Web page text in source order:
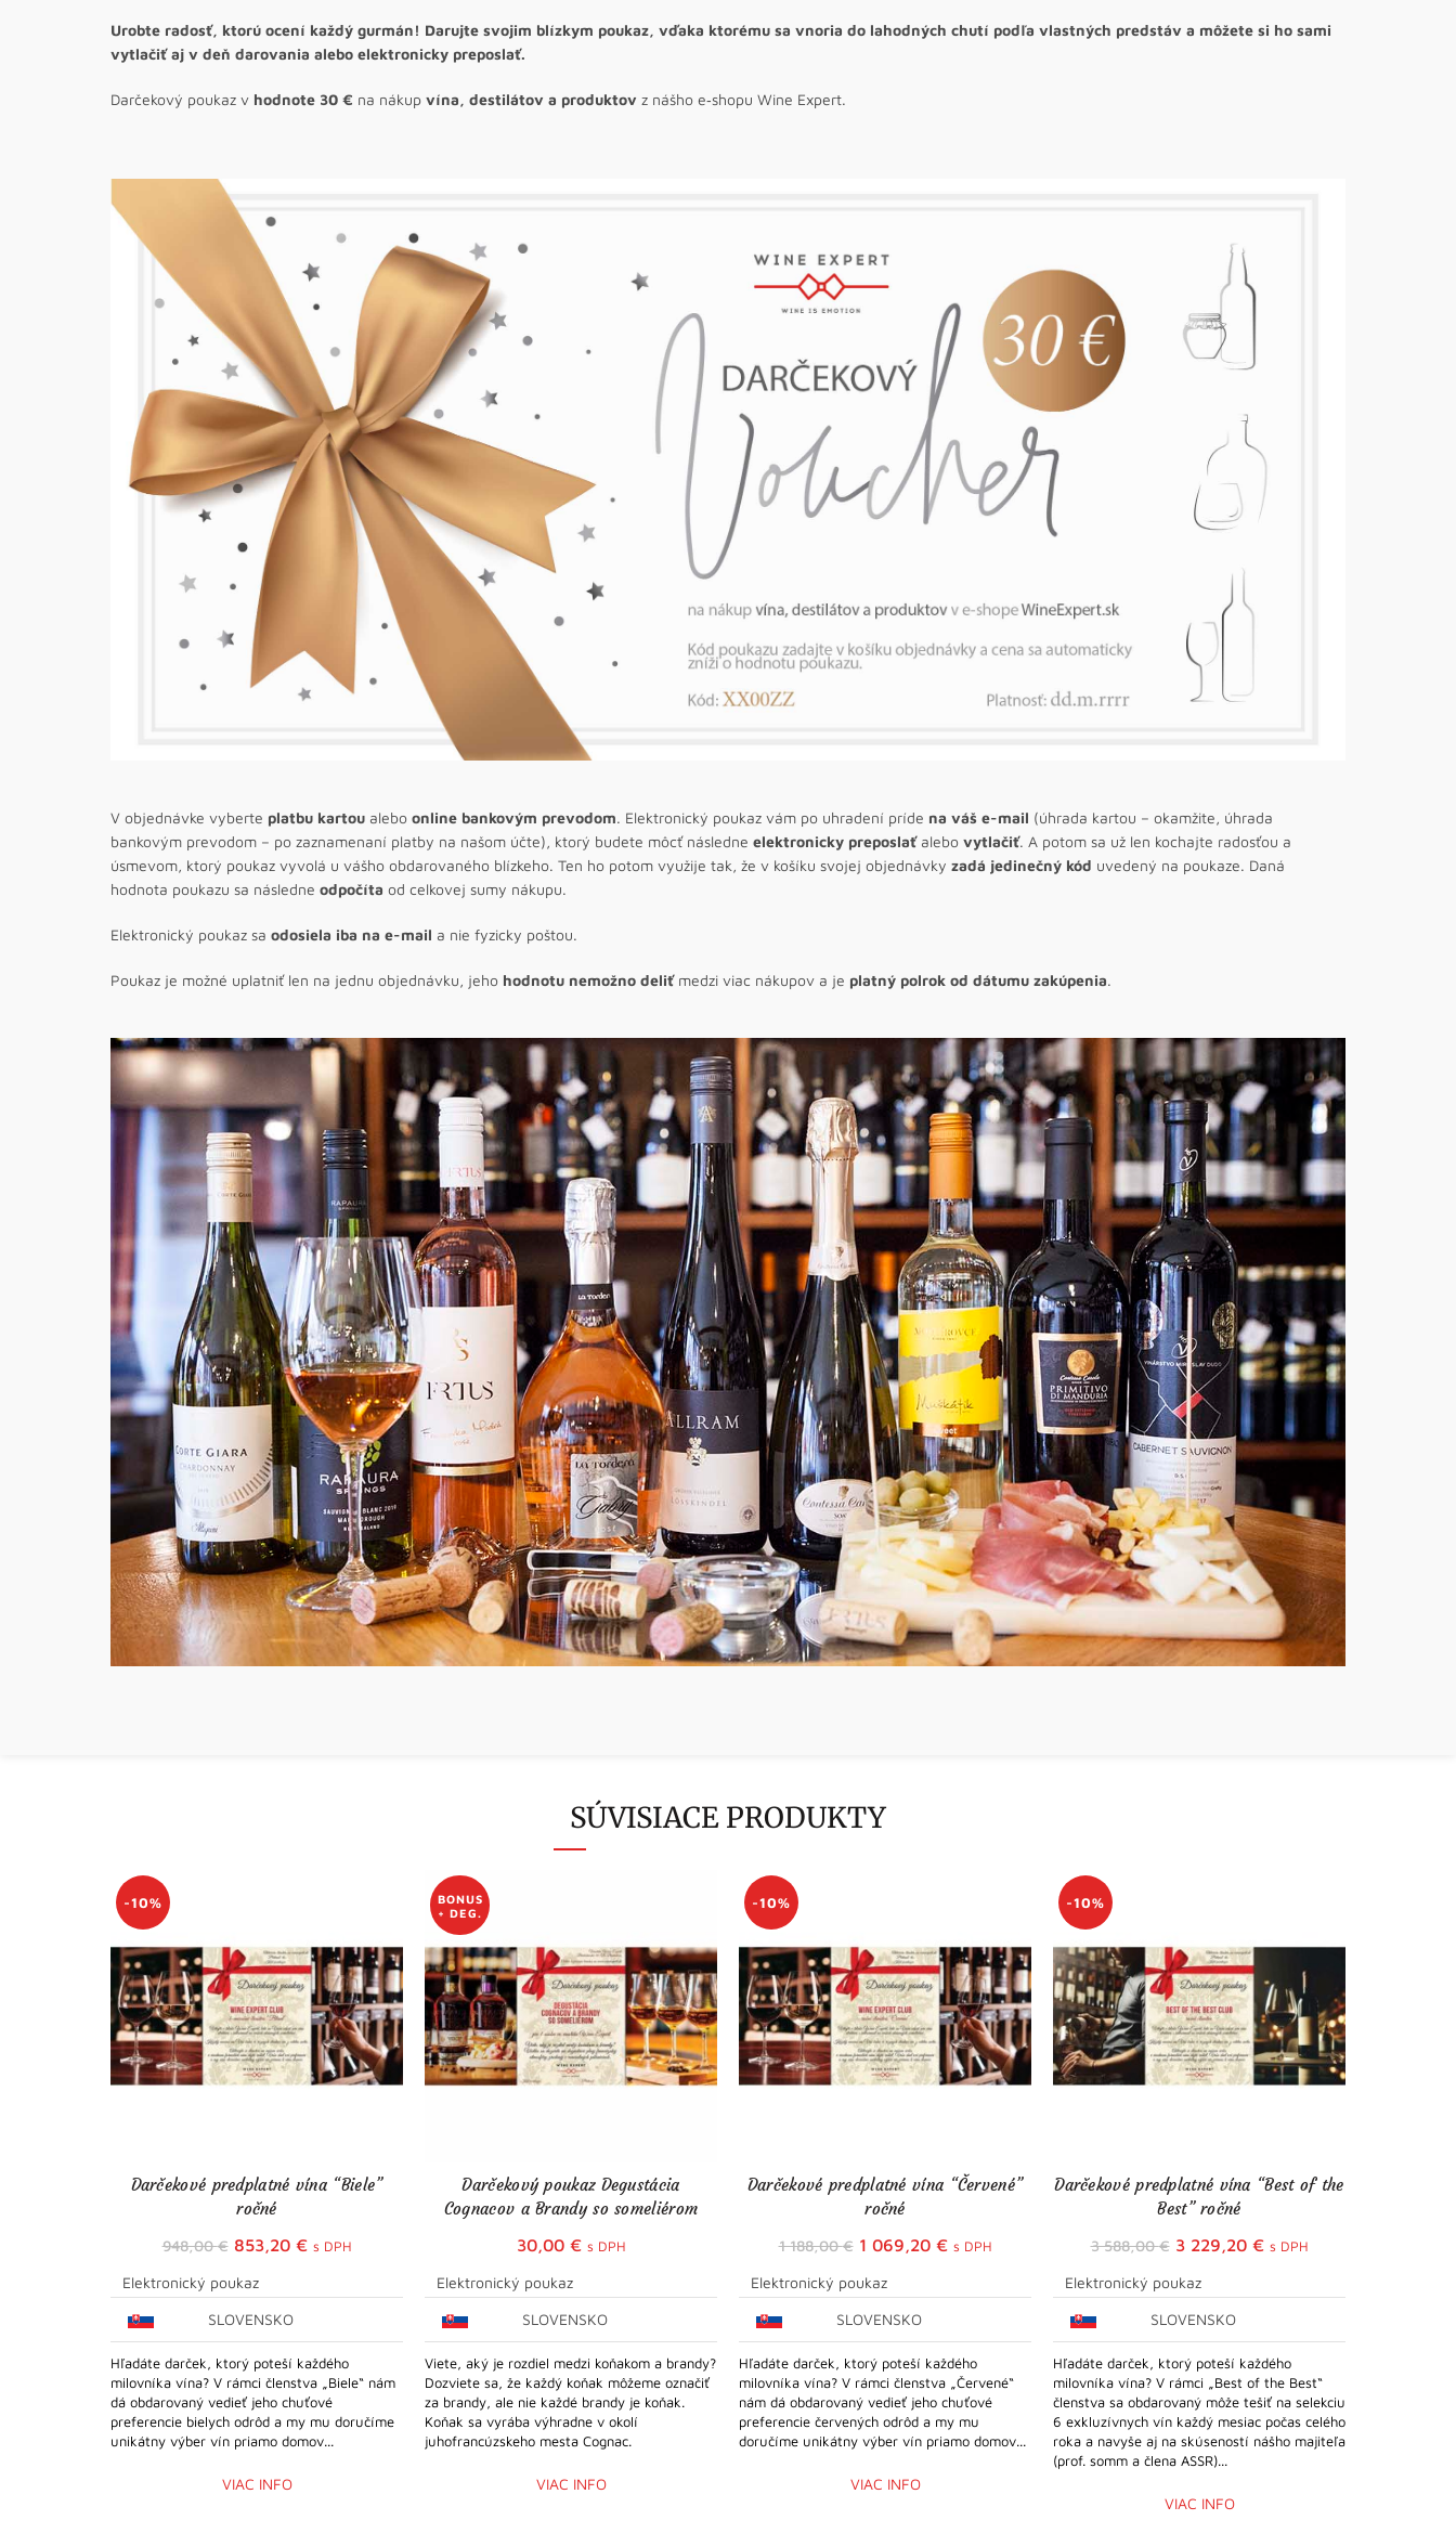
Urobte radosť, ktorú ocení každý gurmán! Darujte svojim blízkym poukaz, vďaka ktorému sa vnoria do lahodných chutí podľa vlastných predstáv a môžete si ho sami
vytlačiť aj v deň darovania alebo elektronicky preposlať.
Darčekový poukaz v hodnote 30 € na nákup vína, destilátov a produktov z nášho e‑shopu Wine Expert.
V objednávke vyberte platbu kartou alebo online bankovým prevodom. Elektronický poukaz vám po uhradení príde na váš e-mail (úhrada kartou – okamžite, úhrada
bankovým prevodom – po zaznamenaní platby na našom účte), ktorý budete môcť následne elektronicky preposlaťalebo vytlačiť. A potom sa už len kochajte radosťou a
úsmevom, ktorý poukaz vyvolá u vášho obdarovaného blízkeho. Ten ho potom využije tak, že v košíku svojej objednávky zadá jedinečný kód uvedený na poukaze. Daná
hodnota poukazu sa následne odpočíta od celkovej sumy nákupu.
Elektronický poukaz sa odosiela iba na e-mail a nie fyzicky poštou.
Poukaz je možné uplatniť len na jednu objednávku, jeho hodnotu nemožno deliťmedzi viac nákupov a je platný polrok od dátumu zakúpenia.
SÚVISIACE PRODUKTY
-10%
Darčekové predplatné vína “Biele”
ročné
948,00€ Pôvodná
bola:
948,00 €.
853,20 €Aktuálna
je:
s DPH
Elektronický poukaz
SLOVENSKO
Hľadáte darček, ktorý poteší každého
milovníka vína? V rámci členstva „Biele“ nám
dá obdarovaný vedieť jeho chuťové
preferencie bielych odrôd a my mu doručíme
unikátny výber vín priamo domov...
VIAC INFO
BONUS
+ DEG.
Darčekový poukaz Degustácia
Cognacov a Brandy so someliérom
30,00 € s DPH
Elektronický poukaz
SLOVENSKO
Viete, aký je rozdiel medzi koňakom a brandy?
Dozviete sa, že každý koňak môžeme označiť
za brandy, ale nie každé brandy je koňak.
Koňak sa vyrába výhradne v okolí
juhofrancúzskeho mesta Cognac.
VIAC INFO
-10%
Darčekové predplatné vína “Červené”
ročné
1 188,00€ Pôvodná
bola:
1
1 069,20 €Aktuálna
je:
s DPH
Elektronický poukaz
SLOVENSKO
Hľadáte darček, ktorý poteší každého
milovníka vína? V rámci členstva „Červené“
nám dá obdarovaný vedieť jeho chuťové
preferencie červených odrôd a my mu
doručíme unikátny výber vín priamo domov...
VIAC INFO
-10%
Darčekové predplatné vína “Best of the
Best” ročné
3 588,00€ Pôvodná
bola:
3
3 229,20 €Aktuálna
je:
s DPH
Elektronický poukaz
SLOVENSKO
Hľadáte darček, ktorý poteší každého
milovníka vína? V rámci „Best of the Best“
členstva sa obdarovaný môže tešiť na selekciu
6 exkluzívnych vín každý mesiac počas celého
roka a navyše aj na skúseností nášho majiteľa
(prof. somm a člena ASSR)...
VIAC INFO